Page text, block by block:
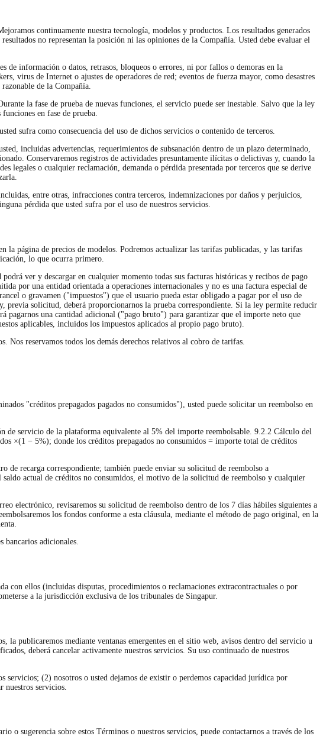
continuamente nuestra tecnología, modelos y productos. Los resultados generados
no representan la posición ni las opiniones de la Compañía. Usted debe evaluar el
de información o datos, retrasos, bloqueos o errores, ni por fallos o demoras en la
virus de Internet o ajustes de operadores de red; eventos de fuerza mayor, como desastres
de la Compañía.
la fase de prueba de nuevas funciones, el servicio puede ser inestable. Salvo que la ley
en fase de prueba.
sufra como consecuencia del uso de dichos servicios o contenido de terceros.
incluidas advertencias, requerimientos de subsanación dentro de un plazo determinado,
Conservaremos registros de actividades presuntamente ilícitas o delictivas y, cuando la
legales o cualquier reclamación, demanda o pérdida presentada por terceros que se derive
entre otras, infracciones contra terceros, indemnizaciones por daños y perjuicios,
pérdida que usted sufra por el uso de nuestros servicios.
la página de precios de modelos. Podremos actualizar las tarifas publicadas, y las tarifas
lo que ocurra primero.
ver y descargar en cualquier momento todas sus facturas históricas y recibos de pago
por una entidad orientada a operaciones internacionales y no es una factura especial de
o gravamen ("impuestos") que el usuario pueda estar obligado a pagar por el uso de
previa solicitud, deberá proporcionarnos la prueba correspondiente. Si la ley permite reducir
pagarnos una cantidad adicional ("pago bruto") para garantizar que el importe neto que
aplicables, incluidos los impuestos aplicados al propio pago bruto).
Nos reservamos todos los demás derechos relativos al cobro de tarifas.
"créditos prepagados pagados no consumidos"), usted puede solicitar un reembolso en
servicio de la plataforma equivalente al 5% del importe reembolsable. 9.2.2 Cálculo del
×(1 − 5%); donde los créditos prepagados no consumidos = importe total de créditos
de recarga correspondiente; también puede enviar su solicitud de reembolso a
actual de créditos no consumidos, el motivo de la solicitud de reembolso y cualquier
electrónico, revisaremos su solicitud de reembolso dentro de los 7 días hábiles siguientes a
los fondos conforme a esta cláusula, mediante el método de pago original, en la
adicionales.
con ellos (incluidas disputas, procedimientos o reclamaciones extracontractuales o por
a la jurisdicción exclusiva de los tribunales de Singapur.
la publicaremos mediante ventanas emergentes en el sitio web, avisos dentro del servicio u
deberá cancelar activamente nuestros servicios. Su uso continuado de nuestros
servicios; (2) nosotros o usted dejamos de existir o perdemos capacidad jurídica por
servicios.
sugerencia sobre estos Términos o nuestros servicios, puede contactarnos a través de los